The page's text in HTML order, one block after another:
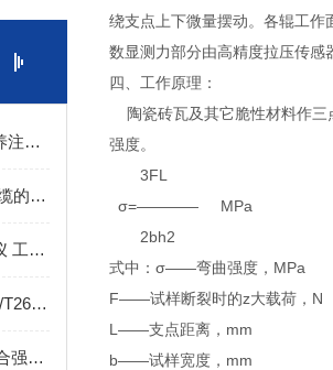
绕支点上下微量摆动。各辊工
数显测力部分由高精度拉压传感
四、工作原理：
陶瓷砖瓦及其它脆性材料作三
强度。
3FL
σ=———— MPa
2bh2
式中：σ——弯曲强度，MPa
F——试样断裂时的z大载荷，N
L——支点距离，mm
b——试样宽度，mm
钢支撑压力试验机维护保养注意事项
硬质电工套管量规-电线电缆的主要组成部分
防护热板法导热系数测定仪 工作原理
水泥生料易烧性试模：GB/T26566-2011 合规的生料烧成性能检测基础方案
TDRZB-KT 人造板表面结合强度专用卡头：饰面胶合强度精准检测的核心配件